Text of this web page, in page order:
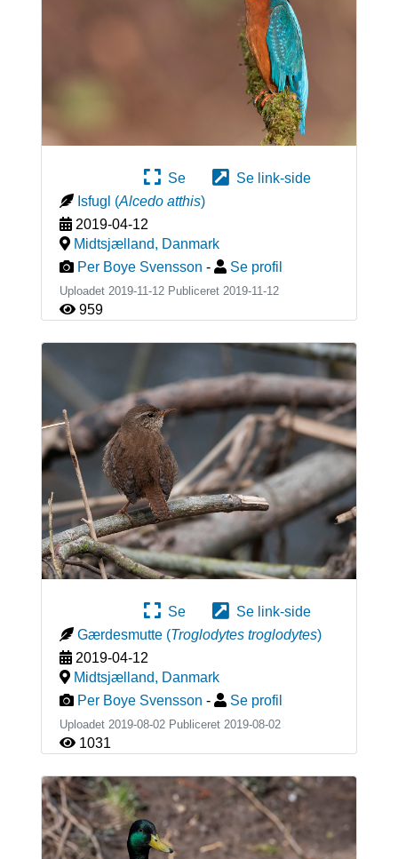
Se
Se link-side
Isfugl (Alcedo atthis)
2019-04-12
Midtsjælland, Danmark
Per Boye Svensson - Se profil
Uploadet 2019-11-12 Publiceret 2019-11-12
959
Se
Se link-side
Gærdesmutte (Troglodytes troglodytes)
2019-04-12
Midtsjælland, Danmark
Per Boye Svensson - Se profil
Uploadet 2019-08-02 Publiceret 2019-08-02
1031